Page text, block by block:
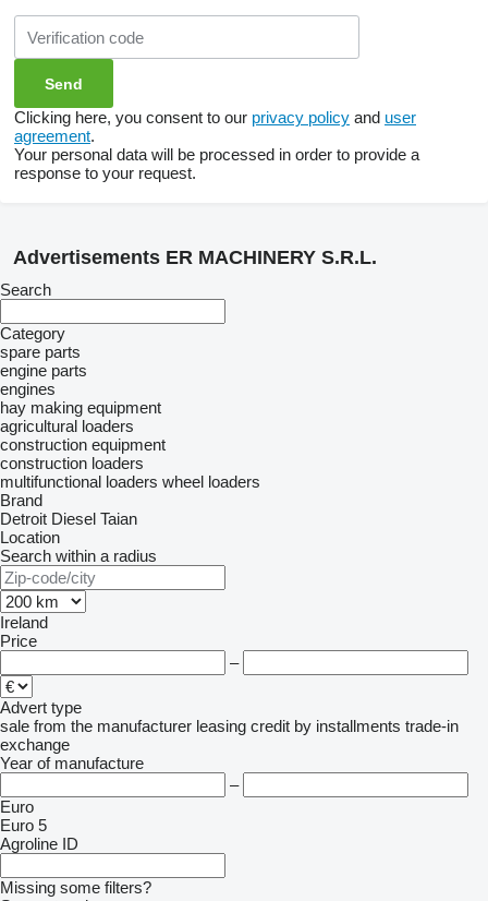
Clicking here, you consent to our privacy policy and user
agreement.
Your personal data will be processed in order to provide a
response to your request.
Advertisements ER MACHINERY S.R.L.
Search
Category
spare parts
engine parts
engines
hay making equipment
agricultural loaders
construction equipment
construction loaders
multifunctional loaders wheel loaders
Brand
Detroit Diesel Taian
Location
Search within a radius
Ireland
Price
–
Advert type
sale from the manufacturer leasing credit by installments trade-in
exchange
Year of manufacture
–
Euro
Euro 5
Agroline ID
Missing some filters?